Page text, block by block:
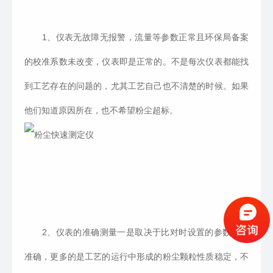
1、仪表无故障无报警，流量等参数正常且环保局备案
的校准系数未改变，仪表即是正常的。不是每次仪表都能找
到工艺存在的问题的，尤其工艺自己也不清楚的时候。如果
他们知道原因所在，也不希望粉尘超标。
2、仪表的准确测量一是取决于比对时设置的参数是否
准确，更多的是工艺的运行中形成的粉尘颗粒性质稳定，不